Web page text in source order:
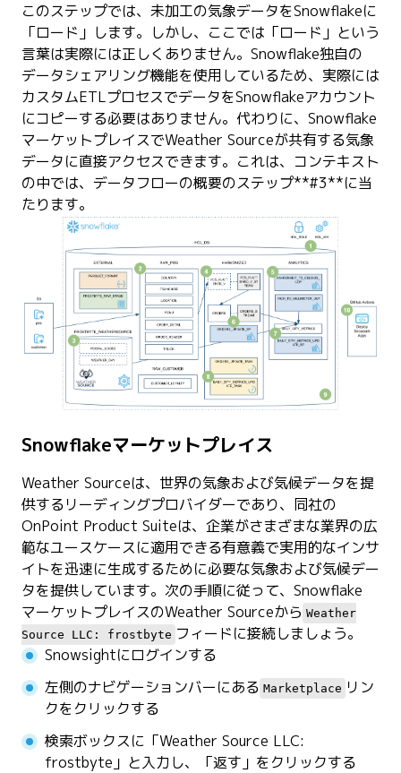
このステップでは、未加工の気象データをSnowflakeに
「ロード」します。しかし、ここでは「ロード」という
言葉は実際には正しくありません。Snowflake独自の
データシェアリング機能を使用しているため、実際には
カスタムETLプロセスでデータをSnowflakeアカウント
にコピーする必要はありません。代わりに、Snowflake
マーケットプレイスでWeather Sourceが共有する気象
データに直接アクセスできます。これは、コンテキスト
の中では、データフローの概要のステップ**#3**に当
たります。
Snowflakeマーケットプレイス
Weather Sourceは、世界の気象および気候データを提
供するリーディングプロバイダーであり、同社の
OnPoint Product Suiteは、企業がさまざまな業界の広
範なユースケースに適用できる有意義で実用的なインサ
イトを迅速に生成するために必要な気象および気候デー
タを提供しています。次の手順に従って、Snowflake
マーケットプレイスのWeather Sourceから Weather
Source LLC: frostbyte フィードに接続しましょう。
Snowsightにログインする
左側のナビゲーションバーにある Marketplace リン
クをクリックする
検索ボックスに「Weather Source LLC:
frostbyte」と入力し、「返す」をクリックする